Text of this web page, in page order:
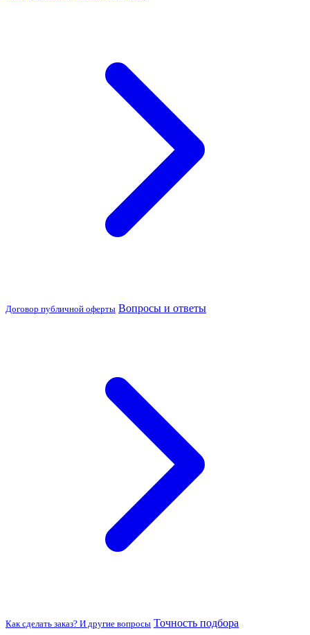
Договор публичной оферты Вопросы и ответы
Как сделать заказ? И другие вопросы Точность подбора